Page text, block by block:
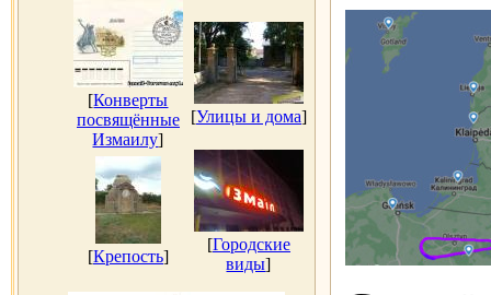
[Конверты
посвящённые
Измаилу]
[Улицы и дома]
[Крепость]
[Городские
виды]